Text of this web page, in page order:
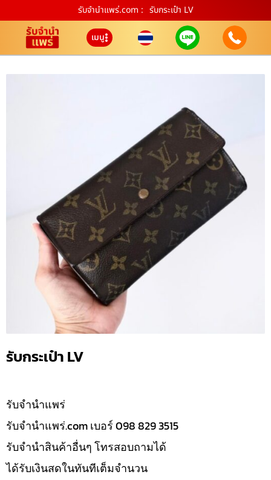
รับจํานําแพร่.com : รับกระเป๋า LV
เมนู
รับกระเป๋า LV
รับจํานำแพร่
รับจํานําแพร่.com เบอร์ 098 829 3515
รับจำนำสินค้าอื่นๆ โทรสอบถามได้
ได้รับเงินสดในทันทีเต็มจำนวน